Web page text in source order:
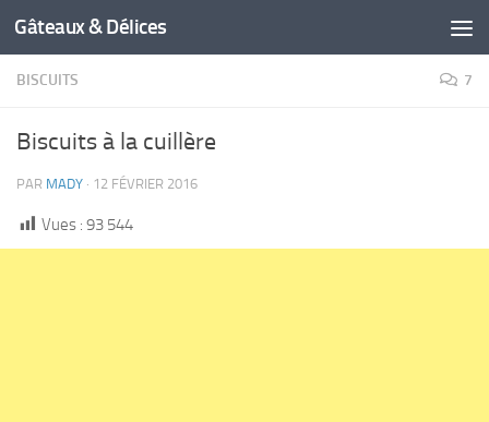
Gâteaux & Délices
BISCUITS 7
Biscuits à la cuillère
PAR MADY · 12 FÉVRIER 2016
Vues : 93 544